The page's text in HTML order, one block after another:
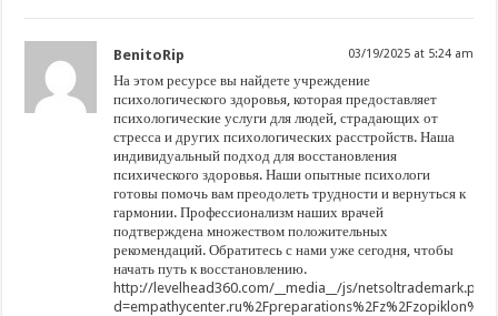
BenitoRip 03/19/2025 at 5:24 am
На этом ресурсе вы найдете учреждение
психологического здоровья, которая предоставляет
психологические услуги для людей, страдающих от
стресса и других психологических расстройств. Наша
индивидуальный подход для восстановления
психического здоровья. Наши опытные психологи
готовы помочь вам преодолеть трудности и вернуться к
гармонии. Профессионализм наших врачей
подтверждена множеством положительных
рекомендаций. Обратитесь с нами уже сегодня, чтобы
начать путь к восстановлению.
http://levelhead360.com/__media__/js/
d=empathycenter.ru%2Fpreparations%2Fz%2Fzopiklon%2F